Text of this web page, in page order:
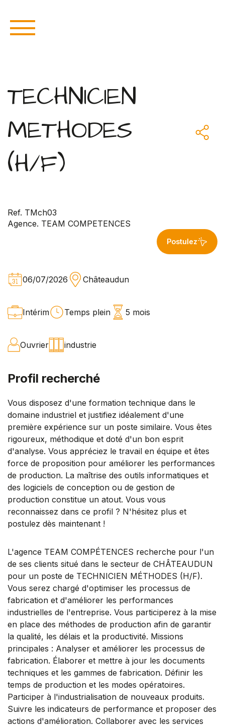
TECHNICIEN
METHODES
(H/F)
Ref. TMch03
Agence. TEAM COMPETENCES
Postulez
06/07/2026 Châteaudun
Intérim Temps plein 5 mois
Ouvrier industrie
Profil recherché
Vous disposez d'une formation technique dans le
domaine industriel et justifiez idéalement d'une
première expérience sur un poste similaire. Vous êtes
rigoureux, méthodique et doté d'un bon esprit
d'analyse. Vous appréciez le travail en équipe et êtes
force de proposition pour améliorer les performances
de production. La maîtrise des outils informatiques et
des logiciels de conception ou de gestion de
production constitue un atout. Vous vous
reconnaissez dans ce profil ? N'hésitez plus et
postulez dès maintenant !
L'agence TEAM COMPÉTENCES recherche pour l'un
de ses clients situé dans le secteur de CHÂTEAUDUN
pour un poste de TECHNICIEN MÉTHODES (H/F).
Vous serez chargé d'optimiser les processus de
fabrication et d'améliorer les performances
industrielles de l'entreprise. Vous participerez à la mise
en place des méthodes de production afin de garantir
la qualité, les délais et la productivité. Missions
principales : Analyser et améliorer les processus de
fabrication. Élaborer et mettre à jour les documents
techniques et les gammes de fabrication. Définir les
temps de production et les modes opératoires.
Participer à l'industrialisation de nouveaux produits.
Suivre les indicateurs de performance et proposer des
actions d'amélioration. Collaborer avec les services